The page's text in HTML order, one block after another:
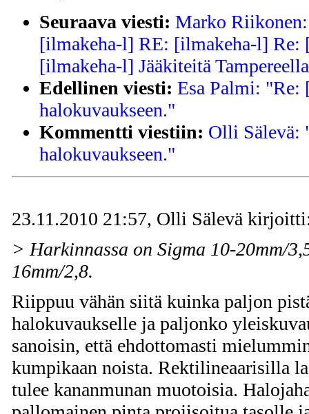
Seuraava viesti: Marko
[ilmakeha-l] RE: [ilmakeha-l] Re:
[ilmakeha-l] Jääkiteitä
Edellinen viesti: Esa Palmi:
halokuvaukseen."
Kommentti viestiin: Olli Sälevä:
halokuvaukseen."
23.11.2010 21:57, Olli Sälevä
> Harkinnassa on Sigma 10-20mm/
16mm/2,8.
Riippuu vähän siitä kuinka paljon
halokuvaukselle ja paljonko
sanoisin, että ehdottomasti
kumpikaan noista. Rektilineaarisilla
tulee kananmunan muotoisia.